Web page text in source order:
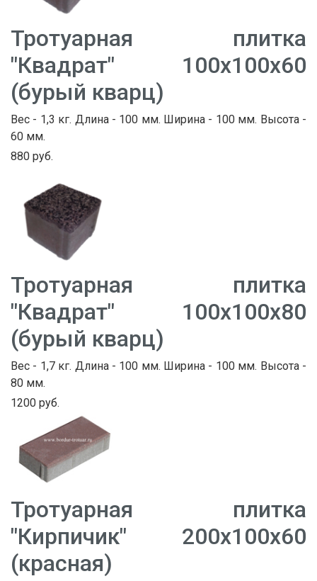
Тротуарная плитка
"Квадрат" 100х100х60
(бурый кварц)
Вес - 1,3 кг. Длина - 100 мм. Ширина - 100 мм. Высота -
60 мм.
880 руб.
Тротуарная плитка
"Квадрат" 100х100х80
(бурый кварц)
Вес - 1,7 кг. Длина - 100 мм. Ширина - 100 мм. Высота -
80 мм.
1200 руб.
Тротуарная плитка
"Кирпичик" 200х100х60
(красная)